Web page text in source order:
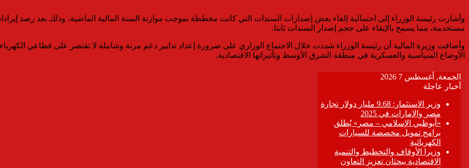
وأشارت رئيسة الوزراء إلى احتمالية إلغاء بعض إصدارات السندات التي كانت مخططة بموجب موازنة السنة المالية الماضية، وذلك بعد رصد
مستخدمة، مما يسمح بالإبقاء على حجم إصدار السندات ثابتا.
وأضافت وزيرة المالية أن رئيسة الوزراء شددت خلال الاجتماع الوزاري على ضرورة إعداد تدابير دعم مرنة وشاملة لا تقتصر على قطاعي
الأوضاع السياسية والعسكرية في منطقة الشرق الأوسط وتأثيراتها الاقتصادية.